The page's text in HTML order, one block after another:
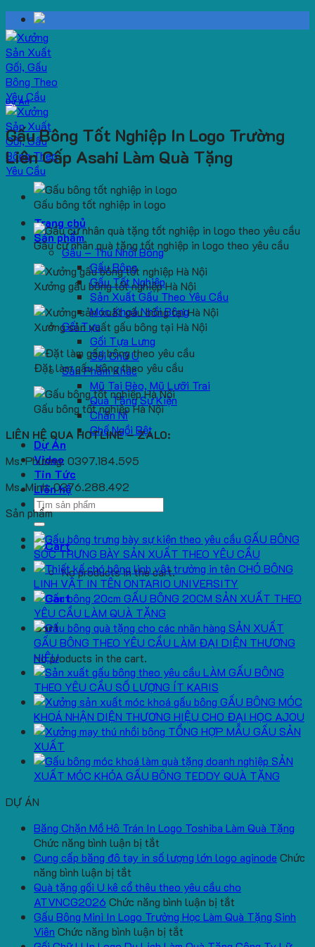
Skip
to
content
Trang chủ
Sản phẩm
Gấu – Thú Nhồi Bông
Gấu Bông
Gấu Tốt Nghiệp
Sản Xuất Gấu Theo Yêu Cầu
Móc Khoá Nhồi Bông
Gối Tựa
Gối Tựa Lưng
Gối Chữ U
Sản Phẩm Khác
Mũ Tai Bèo, Mũ Lưỡi Trai
Quà Tặng Sự Kiện
Chăn Nỉ
Ghế Ngồi Bệt
Dự Án
Video
Tin Tức
Liên hệ
Search
for:
No products in the cart.
Cart
No products in the cart.
Dự Án
Gấu Bông Tốt Nghiệp In Logo Trường
Liên Cấp Asahi Làm Quà Tặng
Gấu bông tốt nghiệp in logo
Gấu cử nhân quà tặng tốt nghiệp in logo theo yêu cầu
Xưởng gấu bông tốt nghiệp Hà Nội
Xưởng sản xuất gấu bông tại Hà Nội
Đặt làm gấu bông theo yêu cầu
Gấu bông tốt nghiệp Hà Nội
LIÊN HỆ QUA HOTLINE – ZALO:
Ms. Phương: 0397.184.595
Ms. Minh: 0376.288.492
Sản phẩm
GẤU BÔNG
SÓC TRƯNG BÀY SẢN XUẤT THEO YÊU CẦU
CHÓ BÔNG
LINH VẬT IN TÊN ONTARIO UNIVERSITY
GẤU BÔNG 20CM SẢN XUẤT THEO
YÊU CẦU LÀM QUÀ TẶNG
SẢN XUẤT
GẤU BÔNG THEO YÊU CẦU LÀM ĐẠI DIỆN THƯƠNG
HIỆU
LÀM GẤU BÔNG
THEO YÊU CẦU SỐ LƯỢNG ÍT KARIS
GẤU BÔNG MÓC
KHOÁ NHẬN DIỆN THƯƠNG HIỆU CHO ĐẠI HỌC AJOU
TỔNG HỢP MẪU GẤU SẢN
XUẤT
SẢN
XUẤT MÓC KHÓA GẤU BÔNG TEDDY QUÀ TẶNG
DỰ ÁN
Băng Chặn Mồ Hô Trán In Logo Toshiba Làm Quà Tặng
Chức năng bình luận bị tắt
Băng
Mồ
Hô
Trán
In
Cung cấp băng đô tay in số lượng lớn logo aginode Chức
năng bình luận bị tắt
Cung
cấp
băng
đô
Quà tặng gối U kê cổ thêu theo yêu cầu cho
ATVNCG2026 Chức năng bình luận bị tắt
Quà
Gấu Bông Mini In Logo Trường Học Làm Quà Tặng Sinh
Viên Chức năng bình luận bị tắt